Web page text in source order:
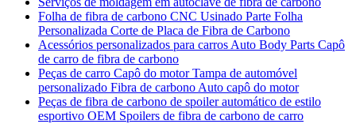
Folha de fibra de carbono CNC Usinado Parte Folha
Personalizada Corte de Placa de Fibra de Carbono
Acessórios personalizados para carros Auto Body Parts Capô
de carro de fibra de carbono
Peças de carro Capô do motor Tampa de automóvel
personalizado Fibra de carbono Auto capô do motor
Peças de fibra de carbono de spoiler automático de estilo
esportivo OEM Spoilers de fibra de carbono de carro